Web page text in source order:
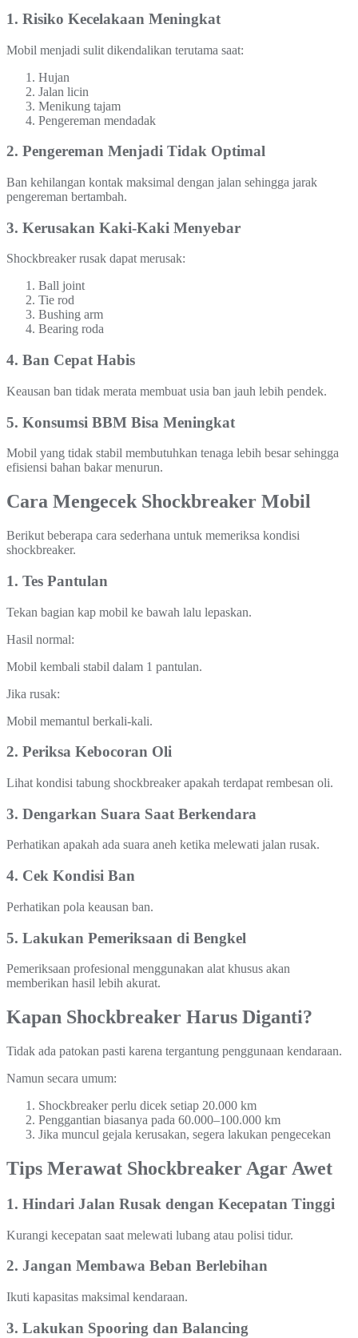
1. Risiko Kecelakaan Meningkat
Mobil menjadi sulit dikendalikan terutama saat:
Hujan
Jalan licin
Menikung tajam
Pengereman mendadak
2. Pengereman Menjadi Tidak Optimal
Ban kehilangan kontak maksimal dengan jalan sehingga jarak
pengereman bertambah.
3. Kerusakan Kaki-Kaki Menyebar
Shockbreaker rusak dapat merusak:
Ball joint
Tie rod
Bushing arm
Bearing roda
4. Ban Cepat Habis
Keausan ban tidak merata membuat usia ban jauh lebih pendek.
5. Konsumsi BBM Bisa Meningkat
Mobil yang tidak stabil membutuhkan tenaga lebih besar sehingga
efisiensi bahan bakar menurun.
Cara Mengecek Shockbreaker Mobil
Berikut beberapa cara sederhana untuk memeriksa kondisi
shockbreaker.
1. Tes Pantulan
Tekan bagian kap mobil ke bawah lalu lepaskan.
Hasil normal:
Mobil kembali stabil dalam 1 pantulan.
Jika rusak:
Mobil memantul berkali-kali.
2. Periksa Kebocoran Oli
Lihat kondisi tabung shockbreaker apakah terdapat rembesan oli.
3. Dengarkan Suara Saat Berkendara
Perhatikan apakah ada suara aneh ketika melewati jalan rusak.
4. Cek Kondisi Ban
Perhatikan pola keausan ban.
5. Lakukan Pemeriksaan di Bengkel
Pemeriksaan profesional menggunakan alat khusus akan
memberikan hasil lebih akurat.
Kapan Shockbreaker Harus Diganti?
Tidak ada patokan pasti karena tergantung penggunaan kendaraan.
Namun secara umum:
Shockbreaker perlu dicek setiap 20.000 km
Penggantian biasanya pada 60.000–100.000 km
Jika muncul gejala kerusakan, segera lakukan pengecekan
Tips Merawat Shockbreaker Agar Awet
1. Hindari Jalan Rusak dengan Kecepatan Tinggi
Kurangi kecepatan saat melewati lubang atau polisi tidur.
2. Jangan Membawa Beban Berlebihan
Ikuti kapasitas maksimal kendaraan.
3. Lakukan Spooring dan Balancing